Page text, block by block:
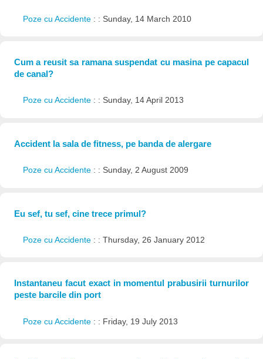
Poze cu Accidente : : Sunday, 14 March 2010
Cum a reusit sa ramana suspendat cu masina pe capacul
de canal?
Poze cu Accidente : : Sunday, 14 April 2013
Accident la sala de fitness, pe banda de alergare
Poze cu Accidente : : Sunday, 2 August 2009
Eu sef, tu sef, cine trece primul?
Poze cu Accidente : : Thursday, 26 January 2012
Instantaneu facut exact in momentul prabusirii turnurilor
peste barcile din port
Poze cu Accidente : : Friday, 19 July 2013